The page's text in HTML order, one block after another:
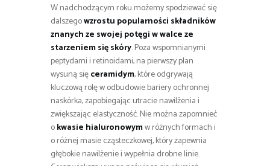
W nadchodzącym roku możemy spodziewać się
dalszegowzrostu popularności składników
znanych ze swojej potęgi w walce ze
starzeniem się skóry. Poza wspomnianymi
peptydami i retinoidami, na pierwszy plan
wysuną sięceramidym, które odgrywają
kluczową rolę w odbudowie bariery ochronnej
naskórka, zapobiegając utracie nawilżenia i
zwiększając elastyczność. Nie można zapomnieć
okwasie hialuronowymw różnych formach i
o różnej masie cząsteczkowej, który zapewnia
głębokie nawilżenie i wypełnia drobne linie.